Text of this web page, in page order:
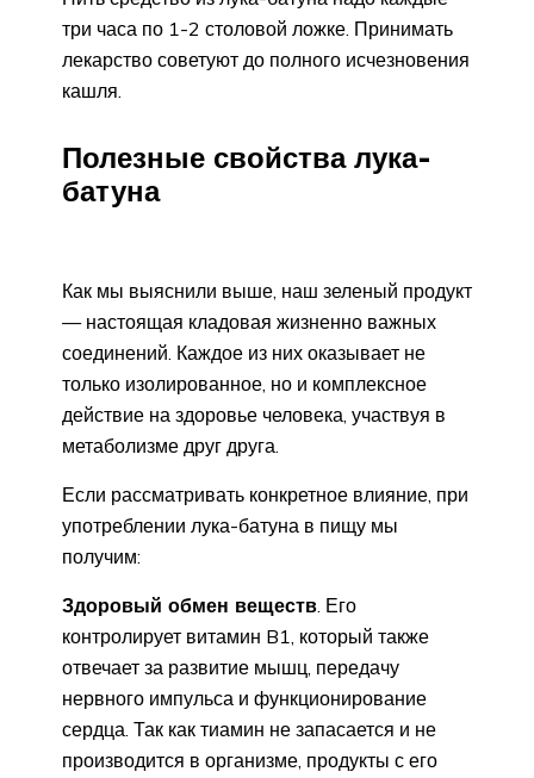
три часа по 1-2 столовой ложке. Принимать
лекарство советуют до полного исчезновения
кашля.
Полезные свойства лука-
батуна
Как мы выяснили выше, наш зеленый продукт
— настоящая кладовая жизненно важных
соединений. Каждое из них оказывает не
только изолированное, но и комплексное
действие на здоровье человека, участвуя в
метаболизме друг друга.
Если рассматривать конкретное влияние, при
употреблении лука-батуна в пищу мы
получим:
Здоровый обмен веществ. Его
контролирует витамин B1, который также
отвечает за развитие мышц, передачу
нервного импульса и функционирование
сердца. Так как тиамин не запасается и не
производится в организме, продукты с его